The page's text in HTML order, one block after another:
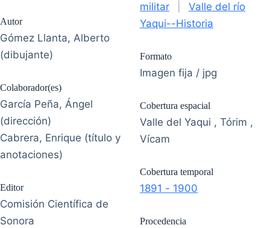
Autor
Gómez Llanta, Alberto
(dibujante)
Colaborador(es)
García Peña, Ángel
(dirección)
Cabrera, Enrique (título y
anotaciones)
Editor
Comisión Científica de
Sonora
militar
Valle del río
Yaqui--Historia
Formato
Imagen fija / jpg
Cobertura espacial
Valle del Yaqui , Tórim ,
Vícam
Cobertura temporal
1891 - 1900
Procedencia